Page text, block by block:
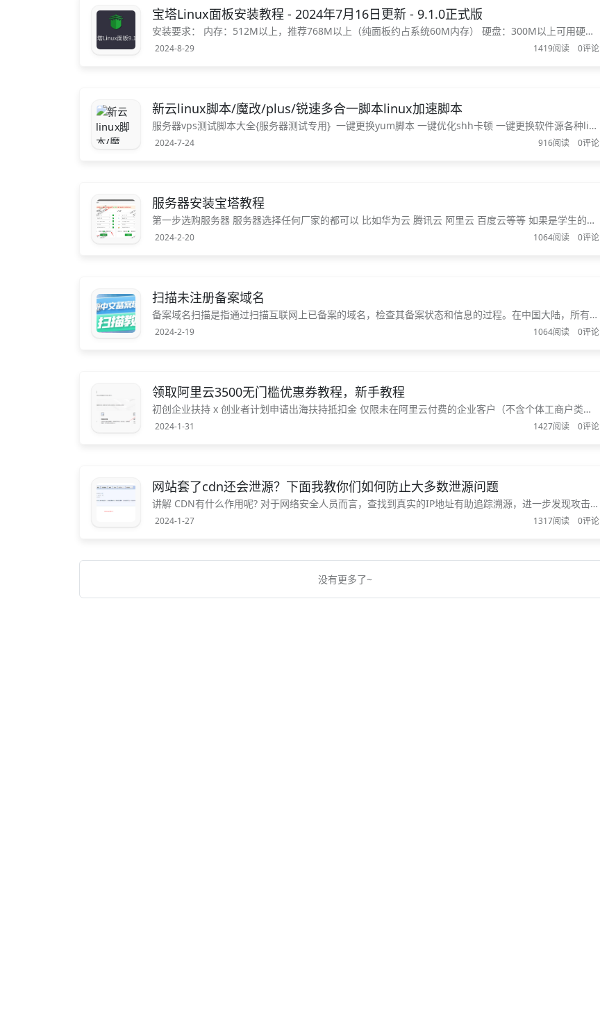
宝塔Linux面板安装教程 - 2024年7月16日更新 - 9.1.0正式版
安装要求： 内存：512M以上，推荐768M以上（纯面板约占系统60M内存） 硬盘：300M以上可用硬盘
空间（纯面板约占20M磁盘空间） 系统：Debian-12->Ubuntu-22->Centos9，确保是干净的操作系
2024-8-29 1419阅读 0评论
新云linux脚本/魔改/plus/锐速多合一脚本linux加速脚本
服务器vps测试脚本大全{服务器测试专用} 一键更换yum脚本 一键优化shh卡顿 一键更换软件源各种lin
ux加速 BBR原版 bbrplus 魔改plus 锐速 脚本linux加速脚本 一键硬盘挂载 一键cc防御 一键安装宝塔 一
2024-7-24 916阅读 0评论
服务器安装宝塔教程
第一步选购服务器 服务器选择任何厂家的都可以 比如华为云 腾讯云 阿里云 百度云等等 如果是学生的话
购买学生及即可 还送域名 这里我按量计费开通了一台服务器用来演示 需要放通防火墙tcp:8888端...
2024-2-20 1064阅读 0评论
扫描未注册备案域名
备案域名扫描是指通过扫描互联网上已备案的域名，检查其备案状态和信息的过程。在中国大陆，所有商
业性网站都需要进行备案并获得备案号才能上线运营。备案域名扫描的目的是确认一个域名是否已经备
2024-2-19 1064阅读 0评论
领取阿里云3500无门槛优惠券教程，新手教程
初创企业扶持 x 创业者计划申请出海扶持抵扣金 仅限未在阿里云付费的企业客户（不含个体工商户类
型）申请抵扣金，审核时间约20个工作日。申请不代表发放，具体发放与否以审核结果为准。 阿里云创
2024-1-31 1427阅读 0评论
网站套了cdn还会泄源？下面我教你们如何防止大多数泄源问题
讲解 CDN有什么作用呢? 对于网络安全人员而言，查找到真实的IP地址有助追踪溯源，进一步发现攻击
者的线索。 对于执法机构而言，如果发现互联网上出现非法的行为以传唤ISP（互联网服务提供商）获取
2024-1-27 1317阅读 0评论
没有更多了~